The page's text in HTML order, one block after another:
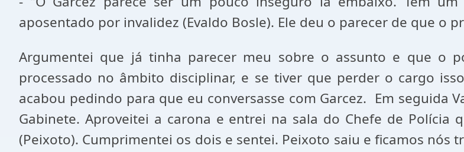
aposentado por invalidez (Evaldo Bosle). Ele deu o parecer de que o
Argumentei que já tinha parecer meu sobre o assunto e que o
processado no âmbito disciplinar, e se tiver que perder o cargo
acabou pedindo para que eu conversasse com Garcez. Em seguida
Gabinete. Aproveitei a carona e entrei na sala do Chefe de Polícia
(Peixoto). Cumprimentei os dois e sentei. Peixoto saiu e ficamos nós